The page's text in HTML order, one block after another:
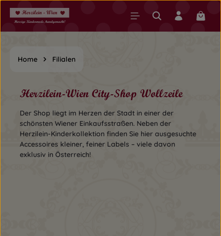
Zum Hauptinhalt springen
Home Filialen
Herzilein-Wien City-Shop Wollzeile
Der Shop liegt im Herzen der Stadt in einer der
schönsten Wiener Einkaufsstraßen. Neben der
Herzilein-Kinderkollektion finden Sie hier ausgesuchte
Accessoires kleiner, feiner Labels – viele davon
exklusiv in Österreich!